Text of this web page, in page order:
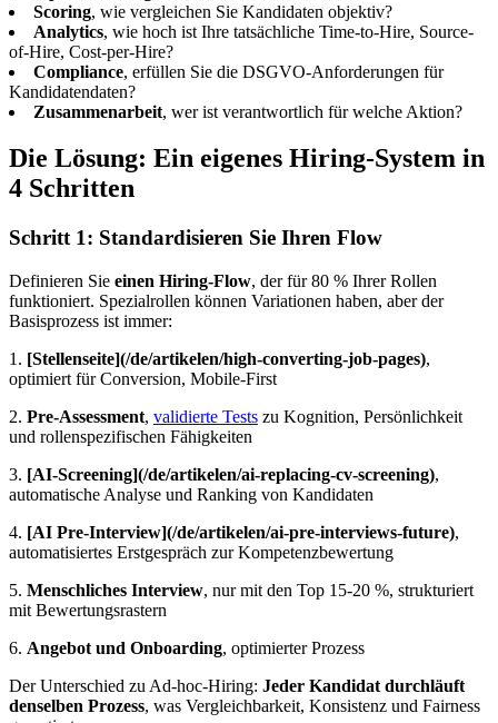
Scoring, wie vergleichen Sie Kandidaten objektiv?
Analytics, wie hoch ist Ihre tatsächliche Time-to-Hire, Source-
of-Hire, Cost-per-Hire?
Compliance, erfüllen Sie die DSGVO-Anforderungen für
Kandidatendaten?
Zusammenarbeit, wer ist verantwortlich für welche Aktion?
Die Lösung: Ein eigenes Hiring-System in
4 Schritten
Schritt 1: Standardisieren Sie Ihren Flow
Definieren Sie einen Hiring-Flow, der für 80 % Ihrer Rollen
funktioniert. Spezialrollen können Variationen haben, aber der
Basisprozess ist immer:
1. [Stellenseite](/de/artikelen/high-converting-job-pages),
optimiert für Conversion, Mobile-First
2. Pre-Assessment, validierte Tests zu Kognition, Persönlichkeit
und rollenspezifischen Fähigkeiten
3. [AI-Screening](/de/artikelen/ai-replacing-cv-screening),
automatische Analyse und Ranking von Kandidaten
4. [AI Pre-Interview](/de/artikelen/ai-pre-interviews-future),
automatisiertes Erstgespräch zur Kompetenzbewertung
5. Menschliches Interview, nur mit den Top 15-20 %, strukturiert
mit Bewertungsrastern
6. Angebot und Onboarding, optimierter Prozess
Der Unterschied zu Ad-hoc-Hiring: Jeder Kandidat durchläuft
denselben Prozess, was Vergleichbarkeit, Konsistenz und Fairness